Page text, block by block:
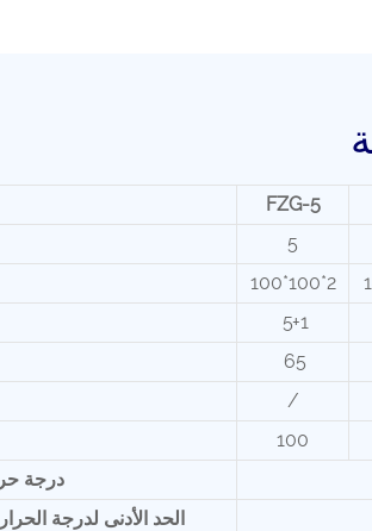
FZG-5
5
100*100*2
5+1
65
/
100
درجة
الحد الأدنى لدرجة